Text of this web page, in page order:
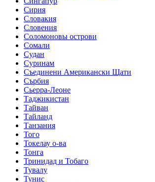
Сирия
Словакия
Словения
Соломоновы острови
Сомали
Судан
Суринам
Съединени Американски Щати
Сърбия
Сьерра-Леоне
Таджикистан
Тайван
Тайланд
Танзания
Того
Токелау о-ва
Тонга
Тринидад и Тобаго
Тувалу
Тунис